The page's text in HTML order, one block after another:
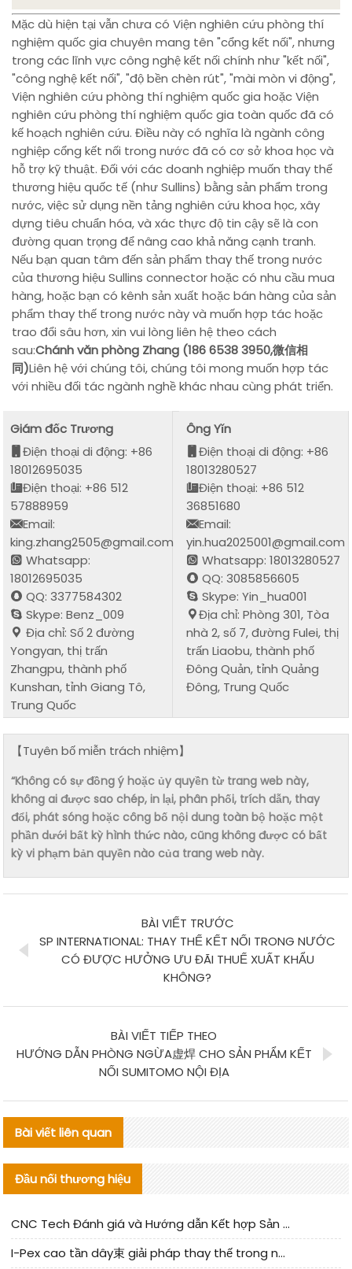
Mặc dù hiện tại vẫn chưa có Viện nghiên cứu phòng thí
nghiệm quốc gia chuyên mang tên "cổng kết nối", nhưng
trong các lĩnh vực công nghệ kết nối chính như "kết nối",
"công nghệ kết nối", "độ bền chèn rút", "mài mòn vi động",
Viện nghiên cứu phòng thí nghiệm quốc gia hoặc Viện
nghiên cứu phòng thí nghiệm quốc gia toàn quốc đã có
kế hoạch nghiên cứu. Điều này có nghĩa là ngành công
nghiệp cổng kết nối trong nước đã có cơ sở khoa học và
hỗ trợ kỹ thuật. Đối với các doanh nghiệp muốn thay thế
thương hiệu quốc tế (như Sullins) bằng sản phẩm trong
nước, việc sử dụng nền tảng nghiên cứu khoa học, xây
dựng tiêu chuẩn hóa, và xác thực độ tin cậy sẽ là con
đường quan trọng để nâng cao khả năng cạnh tranh.
Nếu bạn quan tâm đến sản phẩm thay thế trong nước
của thương hiệu Sullins connector hoặc có nhu cầu mua
hàng, hoặc bạn có kênh sản xuất hoặc bán hàng của sản
phẩm thay thế trong nước này và muốn hợp tác hoặc
trao đổi sâu hơn, xin vui lòng liên hệ theo cách
sau:Chánh văn phòng Zhang (186 6538 3950,微信相
同)Liên hệ với chúng tôi, chúng tôi mong muốn hợp tác
với nhiều đối tác ngành nghề khác nhau cùng phát triển.
Giám đốc Trương
Điện thoại di động: +86
18012695035
Điện thoại: +86 512
57888959
Email:
king.zhang2505@gmail.com
Whatsapp:
18012695035
QQ: 3377584302
Skype: Benz_009
Địa chỉ: Số 2 đường
Yongyan, thị trấn
Zhangpu, thành phố
Kunshan, tỉnh Giang Tô,
Trung Quốc
Ông Yǐn
Điện thoại di động: +86
18013280527
Điện thoại: +86 512
36851680
Email:
yin.hua2025001@gmail.com
Whatsapp: 18013280527
QQ: 3085856605
Skype: Yin_hua001
Địa chỉ: Phòng 301, Tòa
nhà 2, số 7, đường Fulei, thị
trấn Liaobu, thành phố
Đông Quản, tỉnh Quảng
Đông, Trung Quốc
【Tuyên bố miễn trách nhiệm】
“Không có sự đồng ý hoặc ủy quyền từ trang web này,
không ai được sao chép, in lại, phân phối, trích dẫn, thay
đổi, phát sóng hoặc công bố nội dung toàn bộ hoặc một
phần dưới bất kỳ hình thức nào, cũng không được có bất
kỳ vi phạm bản quyền nào của trang web này.
BÀI VIẾT TRƯỚC
SP INTERNATIONAL: THAY THẾ KẾT NỐI TRONG NƯỚC
CÓ ĐƯỢC HƯỞNG ƯU ĐÃI THUẾ XUẤT KHẨU
KHÔNG?
BÀI VIẾT TIẾP THEO
HƯỚNG DẪN PHÒNG NGỪA虚焊 CHO SẢN PHẨM KẾT
NỐI SUMITOMO NỘI ĐỊA
Bài viết liên quan
Đầu nối thương hiệu
CNC Tech Đánh giá và Hướng dẫn Kết hợp Sản xuất Linh kiện Cable Nội địa
I-Pex cao tần dây束 giải pháp thay thế trong nước phân tích